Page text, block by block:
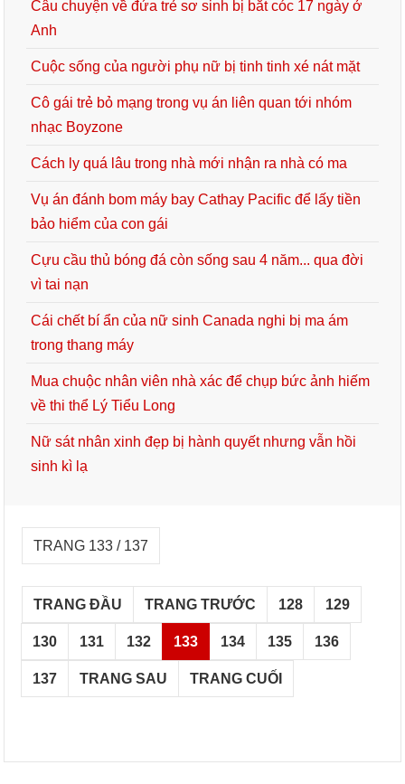
Câu chuyện về đứa trẻ sơ sinh bị bắt cóc 17 ngày ở
Anh
Cuộc sống của người phụ nữ bị tinh tinh xé nát mặt
Cô gái trẻ bỏ mạng trong vụ án liên quan tới nhóm
nhạc Boyzone
Cách ly quá lâu trong nhà mới nhận ra nhà có ma
Vụ án đánh bom máy bay Cathay Pacific để lấy tiền
bảo hiểm của con gái
Cựu cầu thủ bóng đá còn sống sau 4 năm... qua đời
vì tai nạn
Cái chết bí ẩn của nữ sinh Canada nghi bị ma ám
trong thang máy
Mua chuộc nhân viên nhà xác để chụp bức ảnh hiếm
về thi thể Lý Tiểu Long
Nữ sát nhân xinh đẹp bị hành quyết nhưng vẫn hồi
sinh kì lạ
TRANG 133 / 137
TRANG ĐẦU TRANG TRƯỚC 128 129
130 131 132 133 134 135 136
137 TRANG SAU TRANG CUỐI